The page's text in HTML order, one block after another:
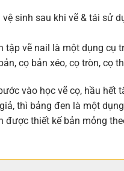
vệ sinh sau khi vẽ & tái sử
tập vẽ nail là một dụng cụ
cọ bản xéo, cọ tròn, cọ
vào học vẽ cọ, hầu hết
thì bảng đen là một
được thiết kế bản mỏng